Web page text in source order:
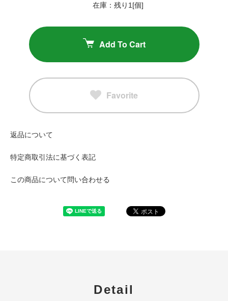
在庫：残り1[個]
Add To Cart
Favorite
返品について
特定商取引法に基づく表記
この商品について問い合わせる
Detail